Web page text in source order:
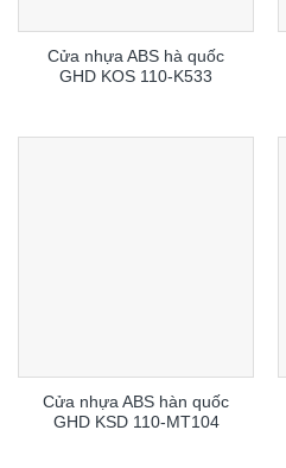
Cửa nhựa ABS hà quốc
GHD KOS 110-K533
Cửa nhựa ABS hàn quốc
GHD KSD 110-MT104